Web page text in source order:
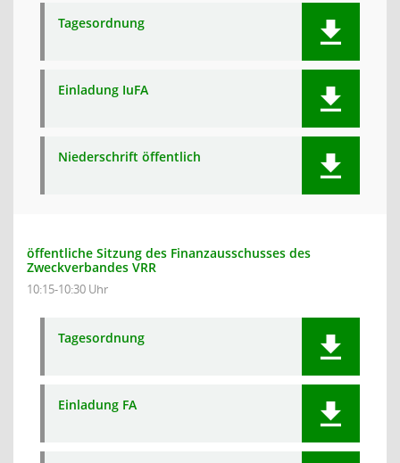
Tagesordnung
Einladung IuFA
Niederschrift öffentlich
öffentliche Sitzung des Finanzausschusses des
Zweckverbandes VRR
10:15-10:30 Uhr
Tagesordnung
Einladung FA